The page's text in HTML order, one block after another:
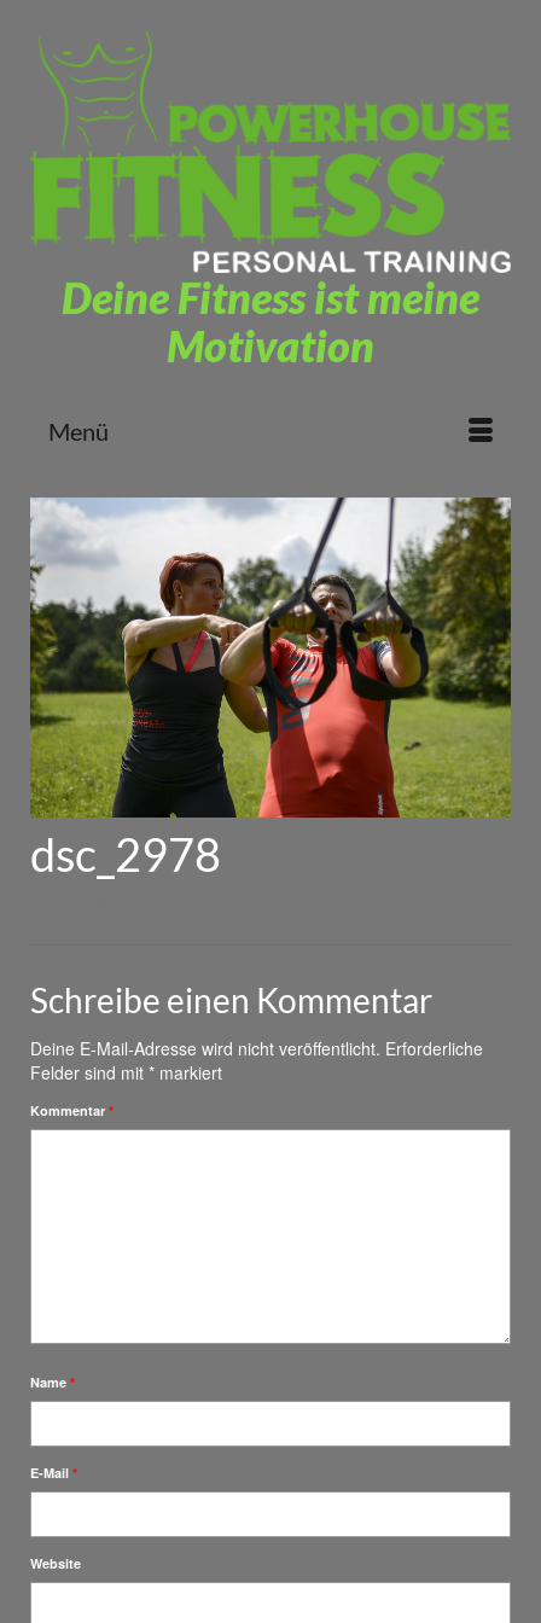
Deine Fitness ist meine
Motivation
Menü
dsc_2978
Schreibe einen Kommentar
Deine E-Mail-Adresse wird nicht veröffentlicht. Erforderliche
Felder sind mit * markiert
Kommentar *
Name *
E-Mail *
Website